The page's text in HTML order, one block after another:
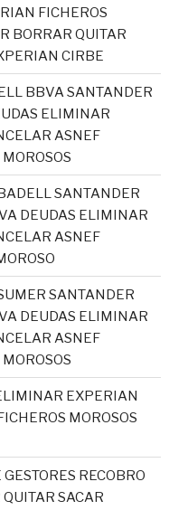
FICHEROS
BORRAR QUITAR
CIRBE
BBVA SANTANDER
ELIMINAR
ASNEF
SANTANDER
DEUDAS ELIMINAR
ASNEF
SANTANDER
DEUDAS ELIMINAR
ASNEF
EXPERIAN
MOROSOS
RECOBRO
SACAR